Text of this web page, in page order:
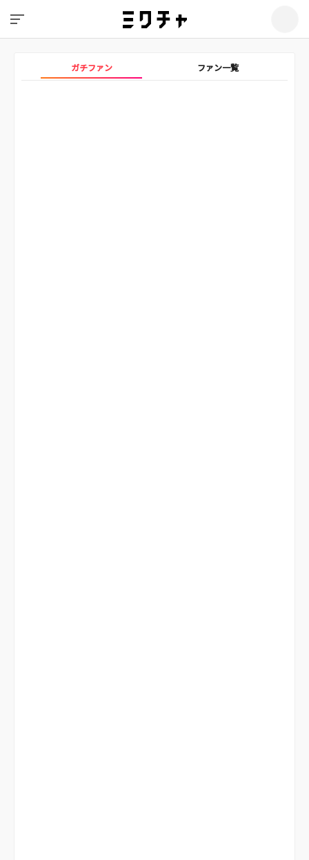
ガチファン ファン一覧